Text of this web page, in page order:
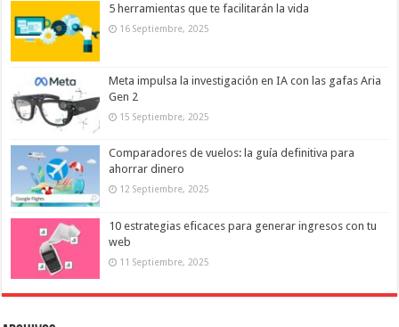
5 herramientas que te facilitarán la vida
16 Septiembre, 2025
Meta impulsa la investigación en IA con las gafas Aria
Gen 2
15 Septiembre, 2025
Comparadores de vuelos: la guía definitiva para
ahorrar dinero
12 Septiembre, 2025
10 estrategias eficaces para generar ingresos con tu
web
11 Septiembre, 2025